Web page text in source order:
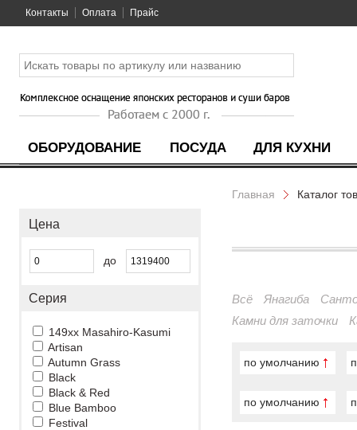
Контакты Оплата Прайс
ОБОРУДОВАНИЕ ПОСУДА ДЛЯ КУХНИ
Цена
до
Серия
149xx Masahiro-Kasumi
Artisan
Autumn Grass
Black
Black & Red
Blue Bamboo
Festival
Главная Каталог
Всё Янагиба
Камни для заточки
по умолчанию
по умолчанию